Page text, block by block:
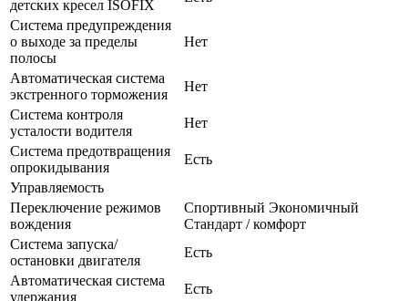
детских кресел ISOFIX
Система предупреждения
о выходе за пределы
полосы
Нет
Автоматическая система
экстренного торможения
Нет
Система контроля
усталости водителя
Нет
Система предотвращения
опрокидывания
Есть
Управляемость
Переключение режимов
вождения
Спортивный Экономичный
Стандарт / комфорт
Система запуска/
остановки двигателя
Есть
Автоматическая система
удержания
Есть